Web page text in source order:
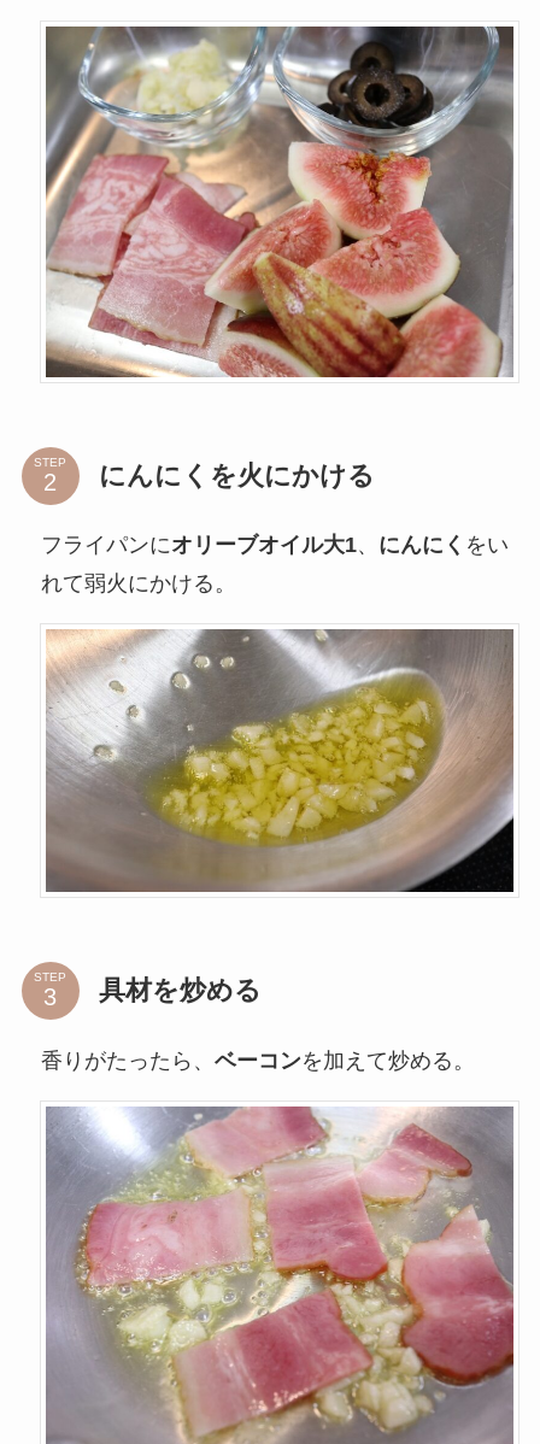
STEP にんにくを火にかける
フライパンにオリーブオイル大1、 にんにく をい
れて弱火にかける。
STEP 具材を炒める
香りがたったら、 ベーコンを加えて炒める。